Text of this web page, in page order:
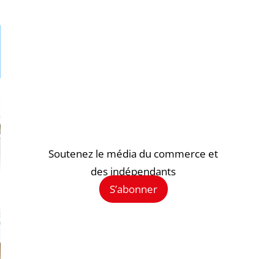
Soutenez le média du commerce et
des indépendants
S’abonner